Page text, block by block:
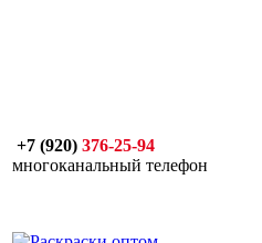
+7 (920) 376-25-94
многоканальный телефон